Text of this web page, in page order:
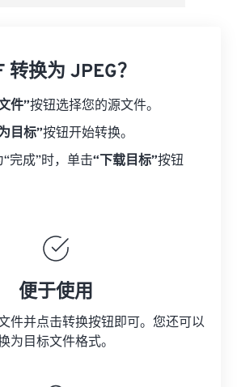
转换为 JPEG？
件”按钮选择您的源文件。
目标”按钮开始转换。
完成”时，单击“下载目标”按钮
便于使用
件并点击转换按钮即可。您还可以
为目标文件格式。